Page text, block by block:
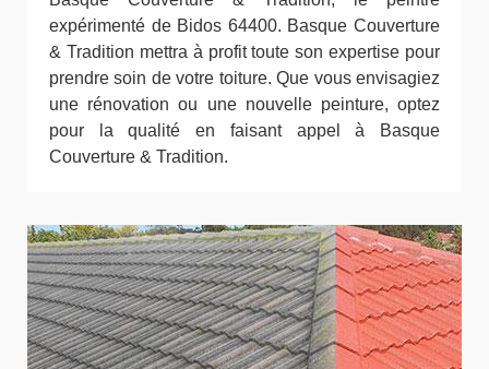
expérimenté de Bidos 64400. Basque Couverture
& Tradition mettra à profit toute son expertise pour
prendre soin de votre toiture. Que vous envisagiez
une rénovation ou une nouvelle peinture, optez
pour la qualité en faisant appel à Basque
Couverture & Tradition.